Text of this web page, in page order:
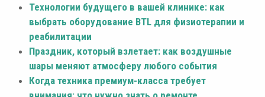
Технологии будущего в вашей клинике: как
выбрать оборудование BTL для физиотерапии и
реабилитации
Праздник, который взлетает: как воздушные
шары меняют атмосферу любого события
Когда техника премиум-класса требует